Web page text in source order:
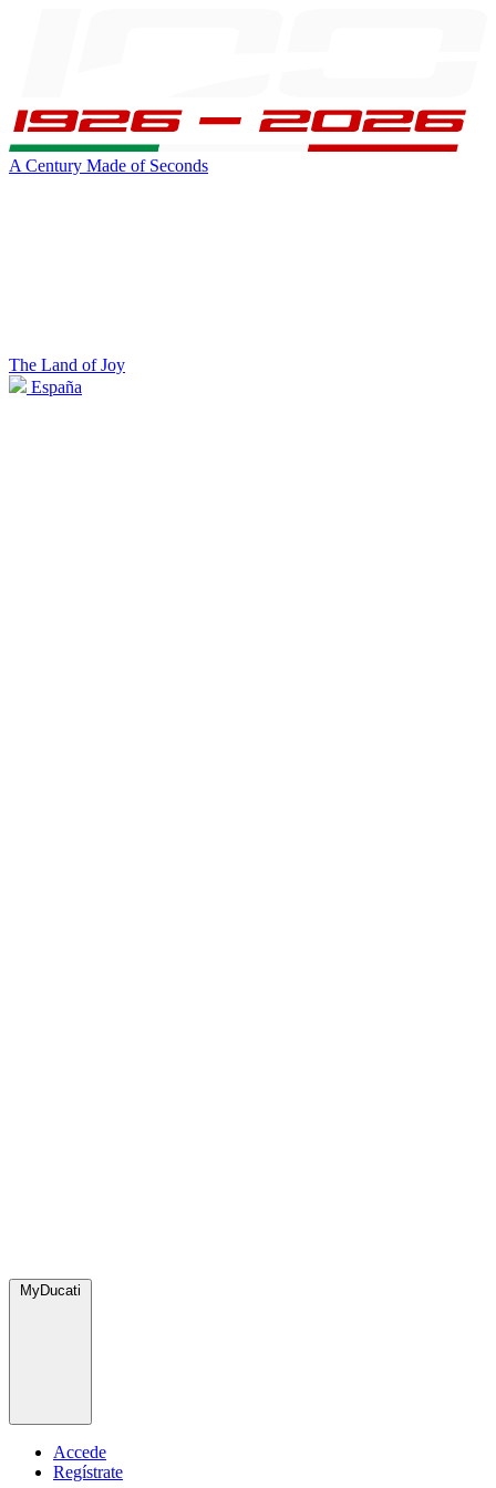
A Century Made of Seconds
The Land of Joy
España
MyDucati
Accede
Regístrate